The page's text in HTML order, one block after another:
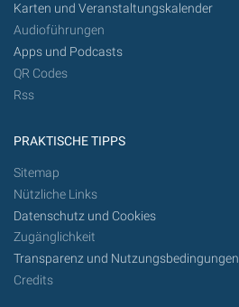
Karten und Veranstaltungskalender
Audioführungen
Apps und Podcasts
QR Codes
Rss
PRAKTISCHE TIPPS
Sitemap
Nützliche Links
Datenschutz und Cookies
Zugänglichkeit
Transparenz und Nutzungsbedingungen
Credits